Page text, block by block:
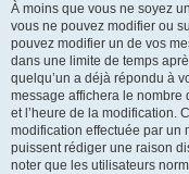
À moins que vous ne soyez
vous ne pouvez modifier ou
pouvez modifier un de vos
dans une limite de temps
quelqu’un a déjà répondu à
message affichera le nombre
et l’heure de la modification.
modification effectuée par un
puissent rédiger une raison
noter que les utilisateurs